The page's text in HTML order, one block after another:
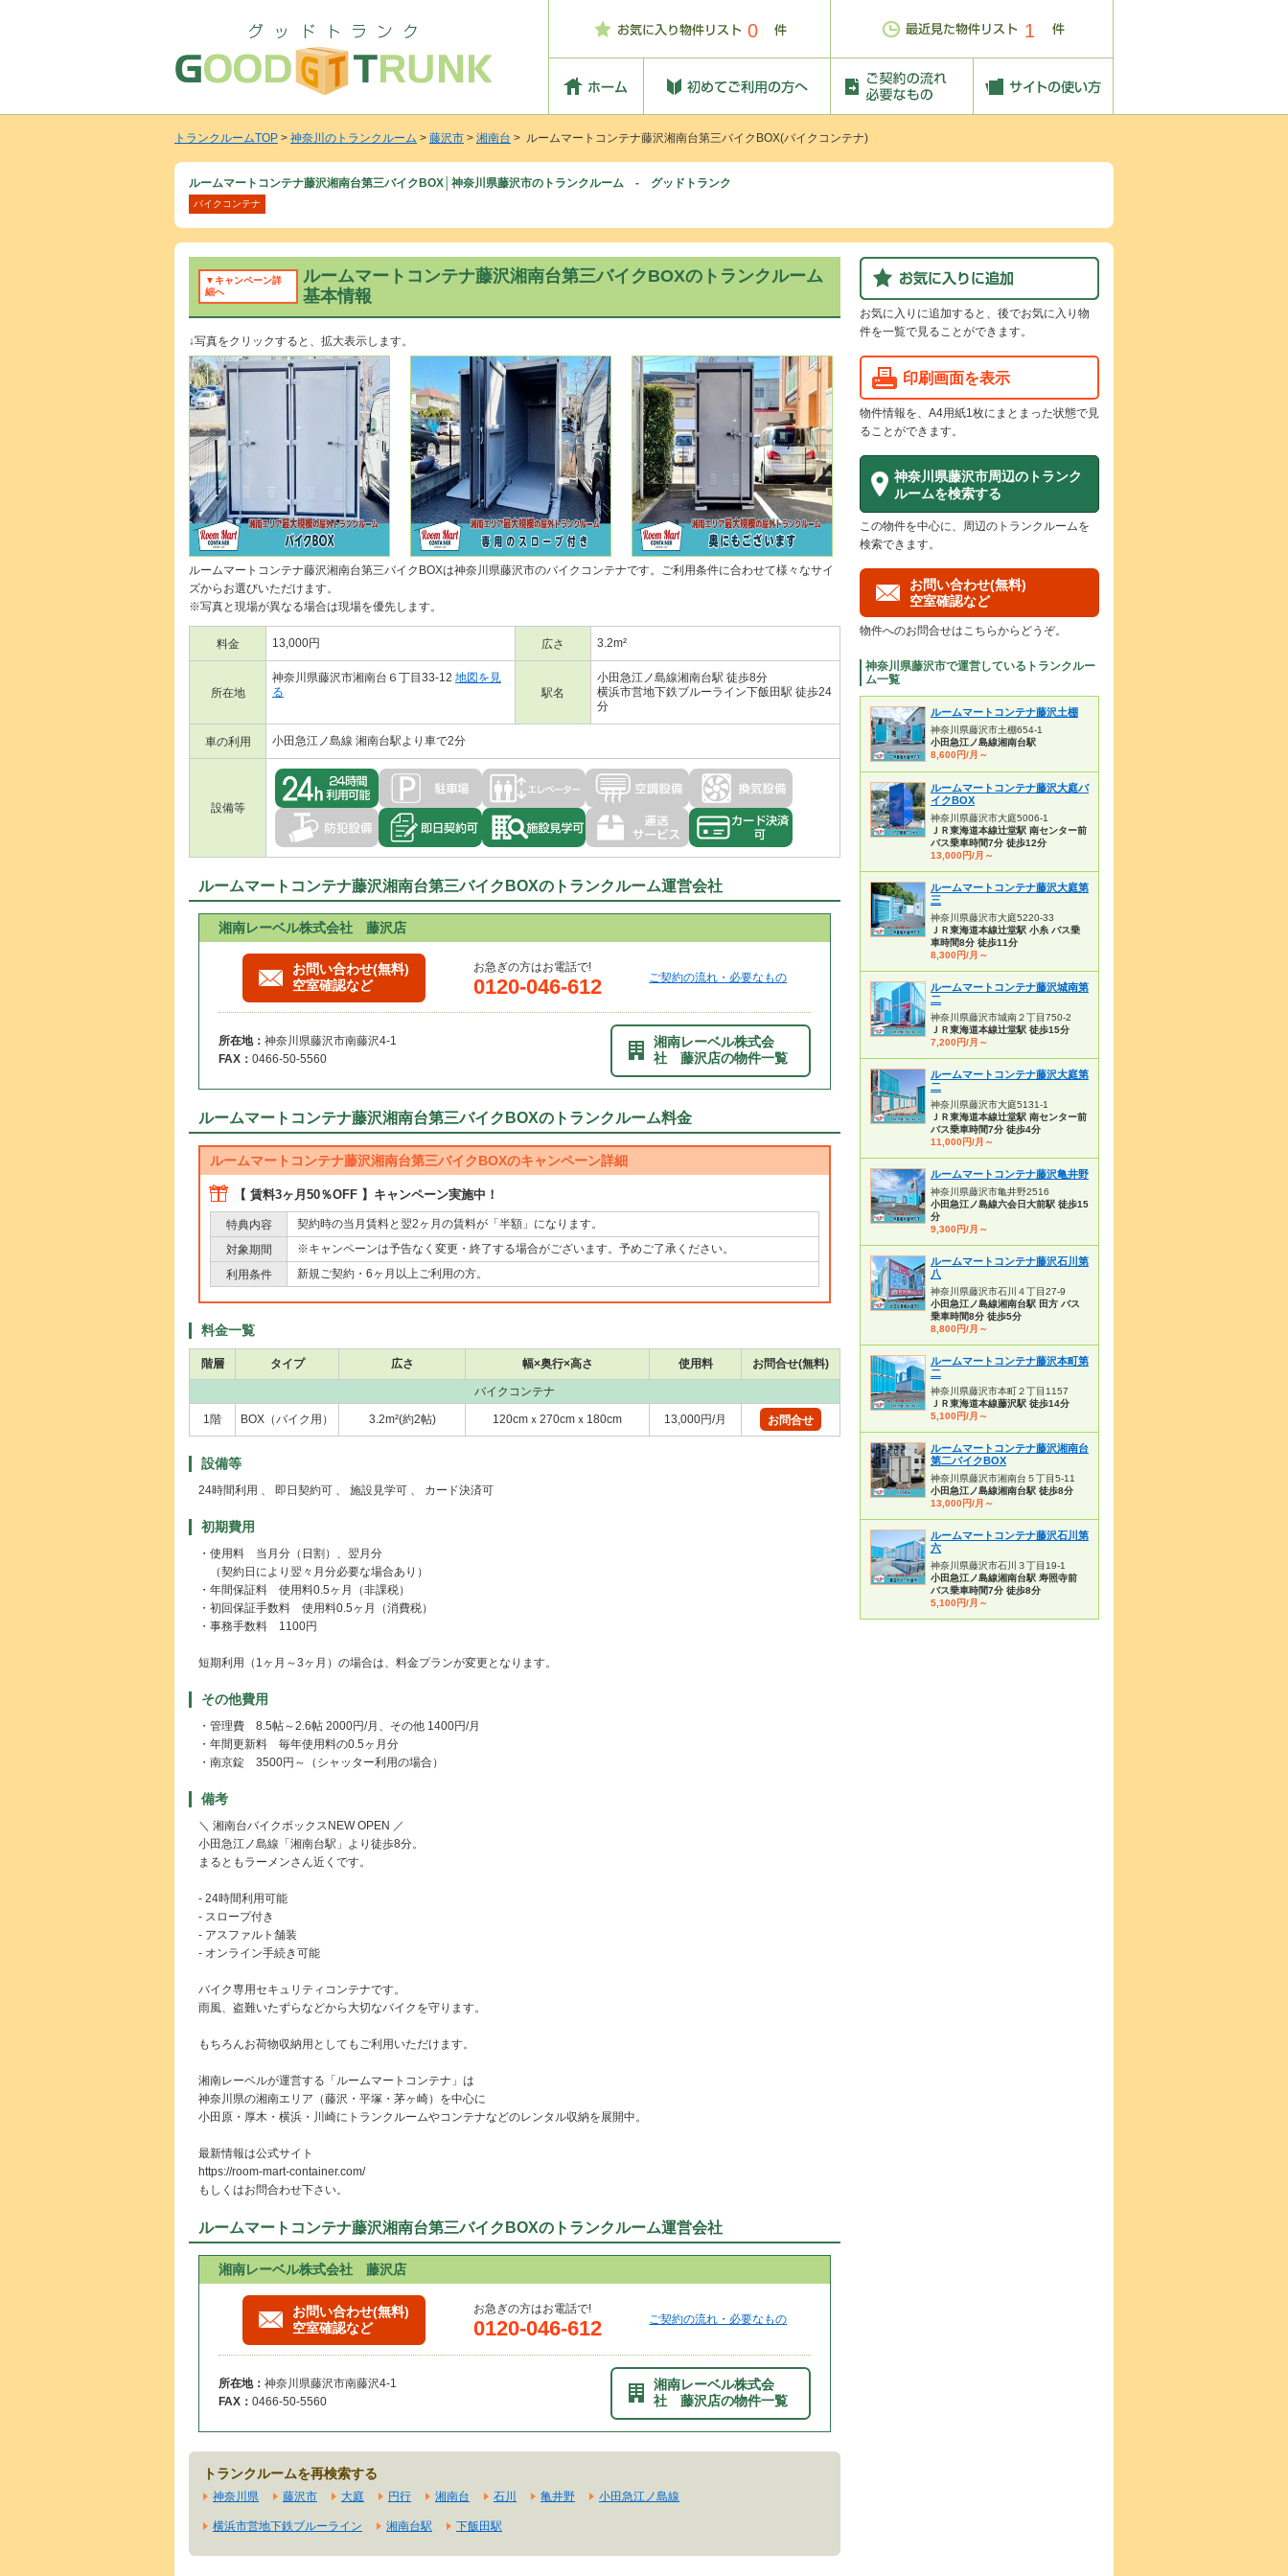
0 1
トランクルームTOP > 神奈川のトランクルーム > 藤沢市 > 湘南台 > ルームマートコンテナ藤沢湘南台第三バイクBOX(バイクコンテナ)
ルームマートコンテナ藤沢湘南台第三バイクBOX│神奈川県藤沢市のトランクルーム - グッドトランク
バイクコンテナ
▼キャンペーン詳
細へ
ルームマートコンテナ藤沢湘南台第三バイクBOXのトランクルーム
基本情報
↓写真をクリックすると、拡大表示します。
ルームマートコンテナ藤沢湘南台第三バイクBOXは神奈川県藤沢市のバイクコンテナです。ご利用条件に合わせて様々なサイ
ズからお選びいただけます。
※写真と現場が異なる場合は現場を優先します。
料金 13,000円 広さ 3.2m²
所在地
神奈川県藤沢市湘南台６丁目33-12 地図を見
る
駅名
小田急江ノ島線湘南台駅 徒歩8分
横浜市営地下鉄ブルーライン下飯田駅 徒歩24
分
車の利用 小田急江ノ島線 湘南台駅より車で2分
設備等
ルームマートコンテナ藤沢湘南台第三バイクBOXのトランクルーム運営会社
湘南レーベル株式会社 藤沢店
お問い合わせ(無料)
空室確認など
お急ぎの方はお電話で!
0120-046-612 ご契約の流れ・必要なもの
所在地： 神奈川県藤沢市南藤沢4-1
FAX： 0466-50-5560
湘南レーベル株式会
社 藤沢店の物件一覧
ルームマートコンテナ藤沢湘南台第三バイクBOXのトランクルーム料金
ルームマートコンテナ藤沢湘南台第三バイクBOXのキャンペーン詳細
【 賃料3ヶ月50％OFF 】キャンペーン実施中！
特典内容
契約時の当月賃料と翌2ヶ月の賃料が「半額」になります。
対象期間
※キャンペーンは予告なく変更・終了する場合がございます。予めご了承ください。
利用条件
新規ご契約・6ヶ月以上ご利用の方。
料金一覧
階層 タイプ 広さ 幅×奥行×高さ 使用料 お問合せ(無料)
バイクコンテナ
1階 BOX（バイク用） 3.2m²(約2帖) 120cmｘ270cmｘ180cm 13,000円/月 お問合せ
設備等
24時間利用 、 即日契約可 、 施設見学可 、 カード決済可
初期費用
・使用料 当月分（日割）、翌月分
（契約日により翌々月分必要な場合あり）
・年間保証料 使用料0.5ヶ月（非課税）
・初回保証手数料 使用料0.5ヶ月（消費税）
・事務手数料 1100円
短期利用（1ヶ月～3ヶ月）の場合は、料金プランが変更となります。
その他費用
・管理費 8.5帖～2.6帖 2000円/月、その他 1400円/月
・年間更新料 毎年使用料の0.5ヶ月分
・南京錠 3500円～（シャッター利用の場合）
備考
＼ 湘南台バイクボックスNEW OPEN ／
小田急江ノ島線「湘南台駅」より徒歩8分。
まるともラーメンさん近くです。
- 24時間利用可能
- スロープ付き
- アスファルト舗装
- オンライン手続き可能
バイク専用セキュリティコンテナです。
雨風、盗難いたずらなどから大切なバイクを守ります。
もちろんお荷物収納用としてもご利用いただけます。
湘南レーベルが運営する「ルームマートコンテナ」は
神奈川県の湘南エリア（藤沢・平塚・茅ヶ崎）を中心に
小田原・厚木・横浜・川崎にトランクルームやコンテナなどのレンタル収納を展開中。
最新情報は公式サイト
https://room-mart-container.com/
もしくはお問合わせ下さい。
ルームマートコンテナ藤沢湘南台第三バイクBOXのトランクルーム運営会社
湘南レーベル株式会社 藤沢店
お問い合わせ(無料)
空室確認など
お急ぎの方はお電話で!
0120-046-612 ご契約の流れ・必要なもの
所在地： 神奈川県藤沢市南藤沢4-1
FAX： 0466-50-5560
湘南レーベル株式会
社 藤沢店の物件一覧
トランクルームを再検索する
神奈川県 藤沢市 大庭 円行 湘南台 石川 亀井野 小田急江ノ島線
横浜市営地下鉄ブルーライン 湘南台駅 下飯田駅
お気に入りに追加すると、後でお気に入り物
件を一覧で見ることができます。
印刷画面を表示
物件情報を、A4用紙1枚にまとまった状態で見
ることができます。
神奈川県藤沢市周辺のトランク
ルームを検索する
この物件を中心に、周辺のトランクルームを
検索できます。
お問い合わせ(無料)
空室確認など
物件へのお問合せはこちらからどうぞ。
神奈川県藤沢市で運営しているトランクルー
ム一覧
ルームマートコンテナ藤沢土棚
神奈川県藤沢市土棚654-1
小田急江ノ島線湘南台駅
8,600円/月～
ルームマートコンテナ藤沢大庭バ
イクBOX
神奈川県藤沢市大庭5006-1
ＪＲ東海道本線辻堂駅 南センター前
バス乗車時間7分 徒歩12分
13,000円/月～
ルームマートコンテナ藤沢大庭第
三
神奈川県藤沢市大庭5220-33
ＪＲ東海道本線辻堂駅 小糸 バス乗
車時間8分 徒歩11分
8,300円/月～
ルームマートコンテナ藤沢城南第
二
神奈川県藤沢市城南２丁目750-2
ＪＲ東海道本線辻堂駅 徒歩15分
7,200円/月～
ルームマートコンテナ藤沢大庭第
二
神奈川県藤沢市大庭5131-1
ＪＲ東海道本線辻堂駅 南センター前
バス乗車時間7分 徒歩4分
11,000円/月～
ルームマートコンテナ藤沢亀井野
神奈川県藤沢市亀井野2516
小田急江ノ島線六会日大前駅 徒歩15
分
9,300円/月～
ルームマートコンテナ藤沢石川第
八
神奈川県藤沢市石川４丁目27-9
小田急江ノ島線湘南台駅 田方 バス
乗車時間8分 徒歩5分
8,800円/月～
ルームマートコンテナ藤沢本町第
二
神奈川県藤沢市本町２丁目1157
ＪＲ東海道本線藤沢駅 徒歩14分
5,100円/月～
ルームマートコンテナ藤沢湘南台
第二バイクBOX
神奈川県藤沢市湘南台５丁目5-11
小田急江ノ島線湘南台駅 徒歩8分
13,000円/月～
ルームマートコンテナ藤沢石川第
六
神奈川県藤沢市石川３丁目19-1
小田急江ノ島線湘南台駅 寿照寺前
バス乗車時間7分 徒歩8分
5,100円/月～